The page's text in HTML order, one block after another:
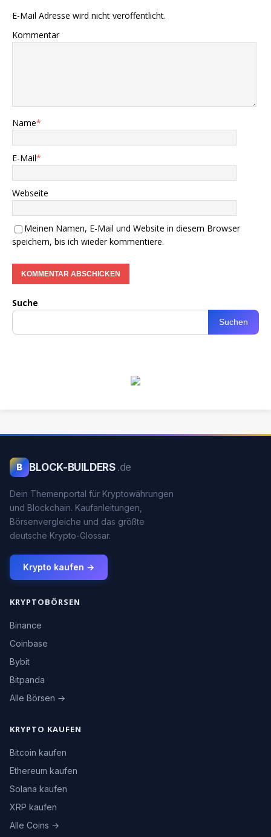
E-Mail Adresse wird nicht veröffentlicht.
Kommentar
Name*
E-Mail*
Webseite
Meinen Namen, E-Mail und Website in diesem Browser
speichern, bis ich wieder kommentiere.
Suche
Suchen
B BLOCK-BUILDERS .de
Dein Themenportal für Kryptowährungen
und Blockchain. Kaufanleitungen,
Börsenvergleiche und das größte
deutsche Krypto-Glossar.
Krypto kaufen →
KRYPTOBÖRSEN
Binance
Coinbase
Bybit
Bitpanda
Alle Börsen →
KRYPTO KAUFEN
Bitcoin kaufen
Ethereum kaufen
Solana kaufen
XRP kaufen
Alle Coins →